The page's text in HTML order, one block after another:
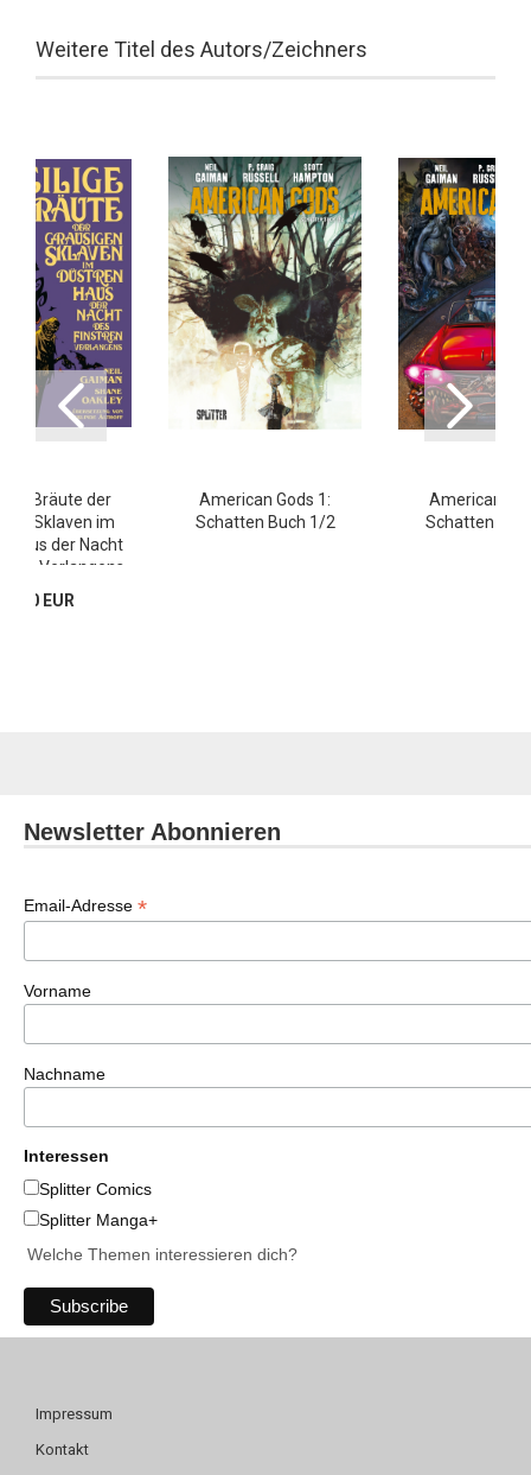
Weitere Titel des Autors/Zeichners
Bräute der
Sklaven im
Haus der Nacht
Verlangens
EUR
American Gods 1:
Schatten Buch 1/2
American
Schatten
Newsletter Abonnieren
Email-Adresse *
Vorname
Nachname
Interessen
Splitter Comics
Splitter Manga+
Welche Themen interessieren dich?
Impressum
Kontakt